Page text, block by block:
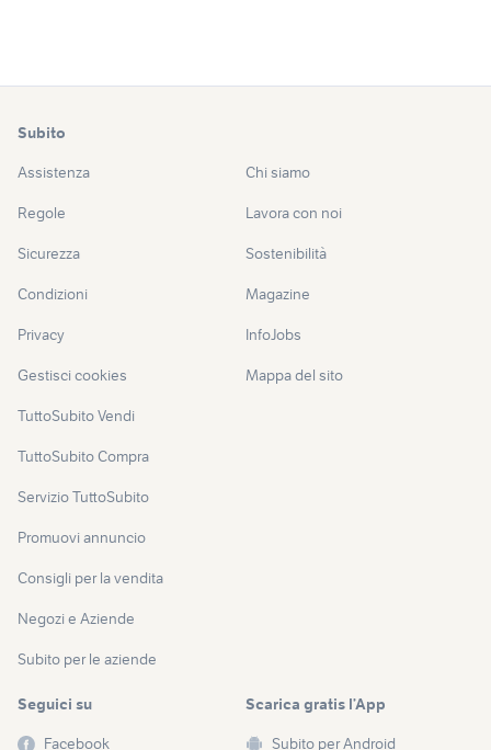
Subito
Assistenza
Regole
Sicurezza
Condizioni
Privacy
Gestisci cookies
TuttoSubito Vendi
TuttoSubito Compra
Servizio TuttoSubito
Promuovi annuncio
Consigli per la vendita
Negozi e Aziende
Subito per le aziende
Chi siamo
Lavora con noi
Sostenibilità
Magazine
InfoJobs
Mappa del sito
Seguici su
Facebook
Scarica gratis l’App
Subito per Android